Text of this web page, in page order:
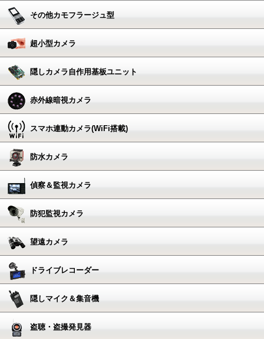
その他カモフラージュ型
超小型カメラ
隠しカメラ自作用基板ユニット
赤外線暗視カメラ
スマホ連動カメラ(WiFi搭載)
防水カメラ
偵察＆監視カメラ
防犯監視カメラ
望遠カメラ
ドライブレコーダー
隠しマイク＆集音機
盗聴・盗撮発見器